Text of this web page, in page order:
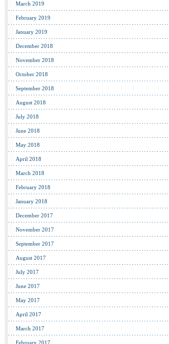
March 2019
February 2019
January 2019
December 2018
November 2018
October 2018
September 2018
August 2018
July 2018
June 2018
May 2018
April 2018
March 2018
February 2018
January 2018
December 2017
November 2017
September 2017
August 2017
July 2017
June 2017
May 2017
April 2017
March 2017
February 2017